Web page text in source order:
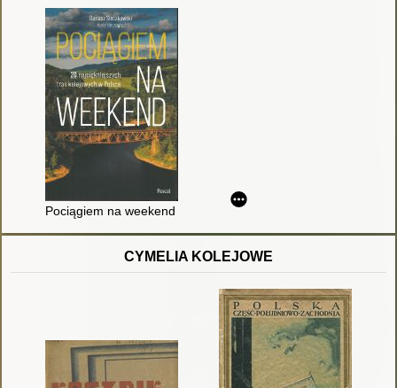
Pociągiem na weekend : 20 najpiękniejszych tras kolejowych
CYMELIA KOLEJOWE